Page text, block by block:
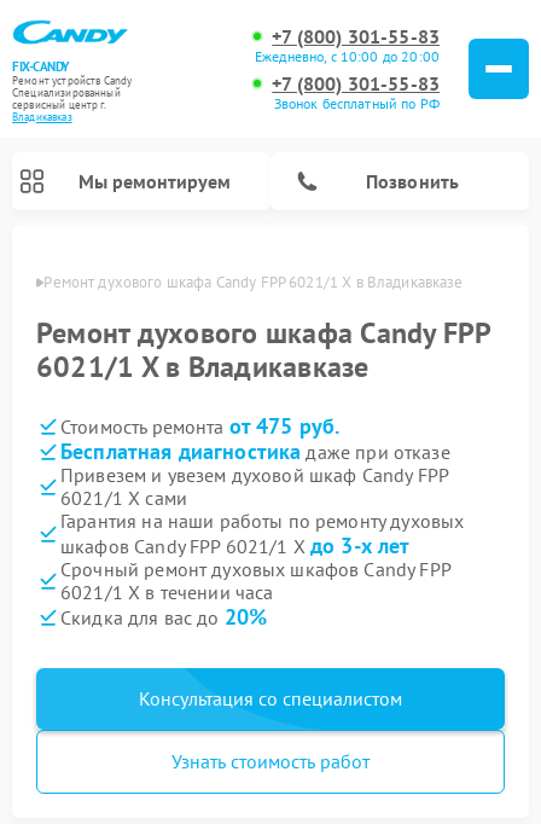
FIX-CANDY
Ремонт устройств Candy
Специализированный
cервисный центр г.
Владикавказ
+7 (800) 301-55-83
Ежедневно, с 10:00 до 20:00
+7 (800) 301-55-83
Звонок бесплатный по РФ
Мы ремонтируем Позвонить
Ремонт духового шкафа Candy FPP 6021/1 X в Владикавказе
Ремонт духового шкафа Candy FPP
6021/1 X в Владикавказе
Стоимость ремонта от 475 руб.
Бесплатная диагностика даже при отказе
Привезем и увезем духовой шкаф Candy FPP
6021/1 X сами
Гарантия на наши работы по ремонту духовых
шкафов Candy FPP 6021/1 X до 3-х лет
Срочный ремонт духовых шкафов Candy FPP
6021/1 X в течении часа
Скидка для вас до 20%
Консультация со специалистом
Узнать стоимость работ